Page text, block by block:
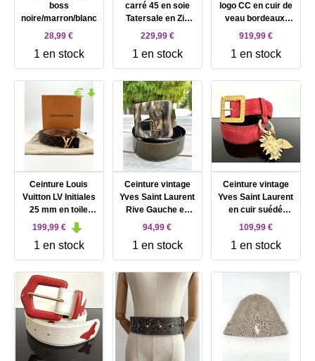
boss
noire/marron/blanc
28,99 €
1 en stock
carré 45 en soie
Tatersale en Zig
Zag
229,99 €
1 en stock
logo CC en cuir de
veau bordeaux,
blanc et rose
919,99 €
1 en stock
Ceinture Louis
Vuitton LV Initiales
25 mm en toile
monogram
199,99 €
1 en stock
Ceinture vintage
Yves Saint Laurent
Rive Gauche en
cuir verni pailleté
boucle carrée au
motif écaille
94,99 €
1 en stock
Ceinture vintage
Yves Saint Laurent
en cuir suédé
rouge avec
coeur, boucle
martelée dorée
taille 85/34
109,99 €
1 en stock